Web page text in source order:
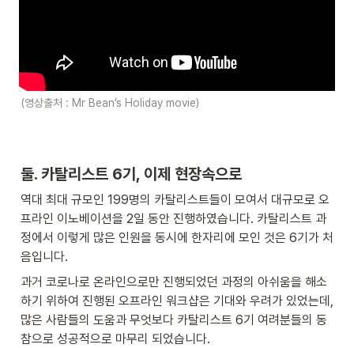
(영상출처 : Mr Bean’s Holiday movie)
둘. 카탈리스트 6기, 이제 현장속으로
역대 최대 규모인 199명의 카탈리스트들이 모여서 대규모로 오
프라인 이노베이션을 2일 동안 진행하였습니다. 카탈리스트 과
정에서 이렇게 많은 인원을 동시에 한자리에 모인 것은 6기가 처
음입니다.
과거 코로나로 온라인으로만 진행되었던 과정의 아쉬움을 해소
하기 위하여 진행된 오프라인 워크샵은 기대와 우려가 있었는데,
많은 사람들의 도움과 무엇보다 카탈리스트 6기 여려분들의 동
참으로 성공적으로 마무리 되었습니다.